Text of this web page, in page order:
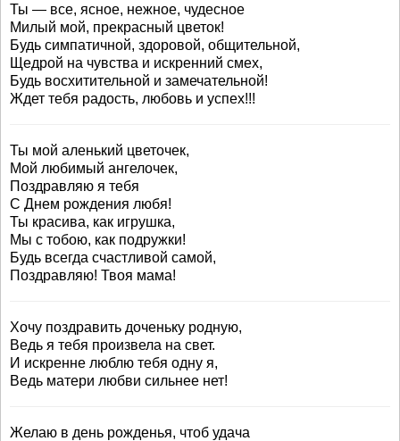
Ты — все, ясное, нежное, чудесное
Милый мой, прекрасный цветок!
Будь симпатичной, здоровой, общительной,
Щедрой на чувства и искренний смех,
Будь восхитительной и замечательной!
Ждет тебя радость, любовь и успех!!!
Ты мой аленький цветочек,
Мой любимый ангелочек,
Поздравляю я тебя
С Днем рождения любя!
Ты красива, как игрушка,
Мы с тобою, как подружки!
Будь всегда счастливой самой,
Поздравляю! Твоя мама!
Хочу поздравить доченьку родную,
Ведь я тебя произвела на свет.
И искренне люблю тебя одну я,
Ведь матери любви сильнее нет!
Желаю в день рожденья, чтоб удача